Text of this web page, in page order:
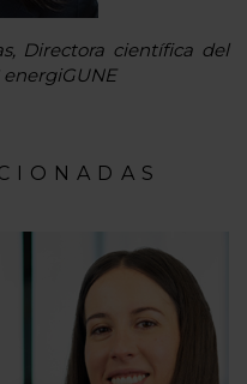
Directora científica del